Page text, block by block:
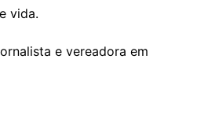
vida.
e vereadora em